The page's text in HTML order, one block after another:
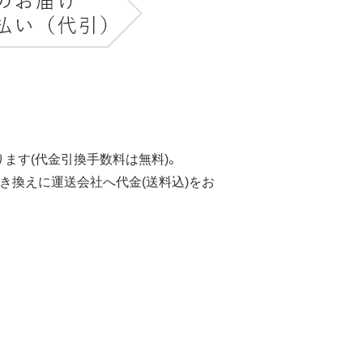
す(代金引換手数料は無料)。
換えに運送会社へ代金(送料込)をお